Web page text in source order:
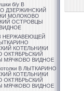
б/у В
ДЗЕРЖИНСКИЙ
МОЛОКОВО
ОСТРОВЦЫ
НЕРЖАВЕЮЩЕЙ
КОТЕЛЬНИКИ
ОКТЯБРЬСКИЙ
МЯЧКОВО ВИДНОЕ
В ЛЫТКАРИНО
КОТЕЛЬНИКИ
ОКТЯБРЬСКИЙ
МЯЧКОВО ВИДНОЕ